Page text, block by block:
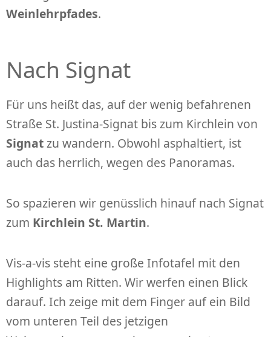
Weinlehrpfades.
Nach Signat
Für uns heißt das, auf der wenig befahrenen
Straße St. Justina-Signat bis zum Kirchlein von
Signatzu wandern. Obwohl asphaltiert, ist
auch das herrlich, wegen des Panoramas.
So spazieren wir genüsslich hinauf nach Signat
zum Kirchlein St. Martin.
Vis-a-vis steht eine große Infotafel mit den
Highlights am Ritten. Wir werfen einen Blick
darauf. Ich zeige mit dem Finger auf ein Bild
vom unteren Teil des jetzigen